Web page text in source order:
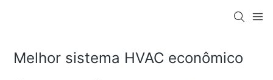
Melhor sistema HVAC econômico